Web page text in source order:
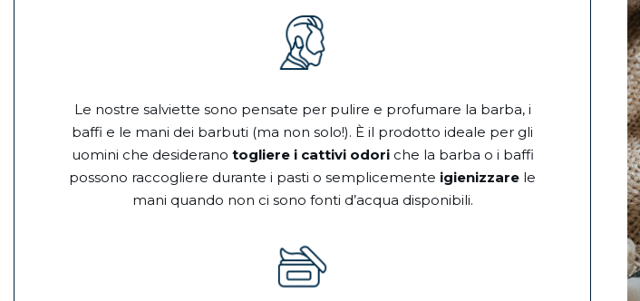
Le nostre salviette sono pensate per pulire e profumare la barba, i
baffi e le mani dei barbuti (ma non solo!). È il prodotto ideale per gli
uomini che desiderano togliere i cattivi odoriche la barba o i baffi
possono raccogliere durante i pasti o semplicemente igienizzare le
mani quando non ci sono fonti d’acqua disponibili.